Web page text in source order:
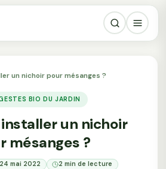
un nichoir pour mésanges ?
BIO DU JARDIN
un nichoir
mésanges ?
mai 2022
2 min de lecture